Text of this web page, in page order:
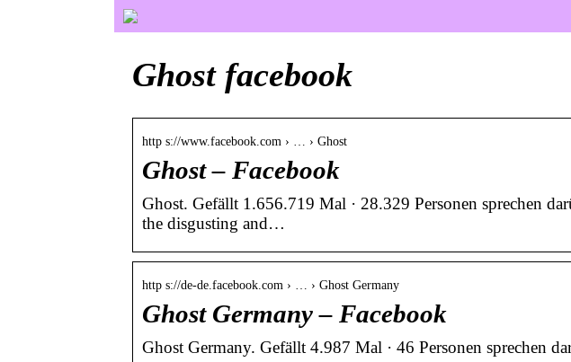
Ghost facebook
http s://www.facebook.com › … › Ghost
Ghost – Facebook
Ghost. Gefällt 1.656.719 Mal · 28.329 Personen sprechen
the disgusting and…
http s://de-de.facebook.com › … › Ghost Germany
Ghost Germany – Facebook
Ghost Germany. Gefällt 4.987 Mal · 46 Personen sprechen